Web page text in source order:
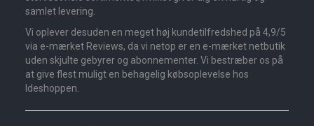
samlet levering.
Vi oplever desuden en meget høj kundetilfredshed på 4,9/5
via e-mærket Reviews, da vi netop er en e-mærket netbutik
uden skjulte gebyrer og abonnementer. Vi bestræber os på
at give flest muligt en behagelig købsoplevelse hos
Ideshoppen.